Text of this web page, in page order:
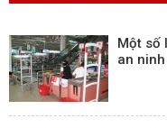
Một số
an